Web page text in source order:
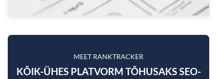
MEET RANKTRACKER
KÕIK-ÜHES PLATVORM TÕHUSAKS SEO-